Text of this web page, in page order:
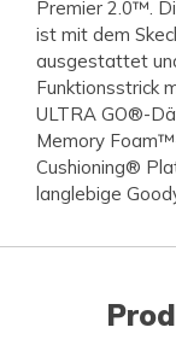
Premier 2.0™.
ist mit dem
ausgestattet
Funktionsstrick
ULTRA GO®-
Memory
Cushioning®
langlebige